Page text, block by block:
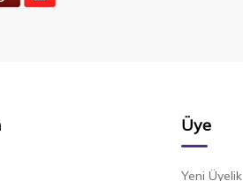
Üye
Yeni Üyelik